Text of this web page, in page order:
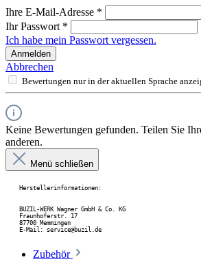
Ihre E-Mail-Adresse *
Ihr Passwort *
Ich habe mein Passwort vergessen.
Anmelden
Abbrechen
Bewertungen nur in der aktuellen Sprache
Keine Bewertungen gefunden. Teilen Sie
anderen.
Menü schließen
Herstellerinformationen:
BUZIL-WERK Wagner GmbH & Co. KG
Fraunhoferstr. 17
87700 Memmingen
E-Mail: service@buzil.de
Zubehör